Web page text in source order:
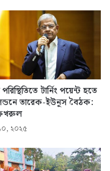
টার্নিং পয়েন্ট হতে
তারেক-ইউনূস বৈঠক:
ফখরুল
২০২৫